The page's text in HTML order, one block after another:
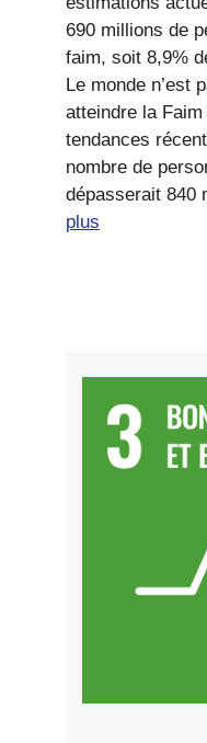
690 millions de
faim, soit 8,9%
Le monde n’est
atteindre la Faim
tendances
nombre de
dépasserait 840
plus